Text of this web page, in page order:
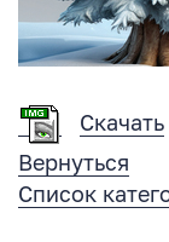
Скачать
Вернуться
Список